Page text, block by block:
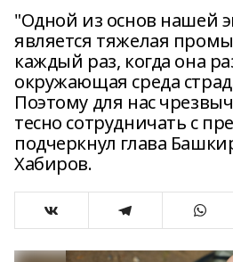
"Одной из основ нашей
является тяжелая
каждый раз, когда она
окружающая среда
Поэтому для нас
тесно сотрудничать с
подчеркнул глава
Хабиров.